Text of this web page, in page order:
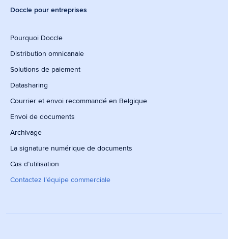
Doccle pour entreprises
Pourquoi Doccle
Distribution omnicanale
Solutions de paiement
Datasharing
Courrier et envoi recommandé en Belgique
Envoi de documents
Archivage
La signature numérique de documents
Cas d’utilisation
Contactez l’équipe commerciale